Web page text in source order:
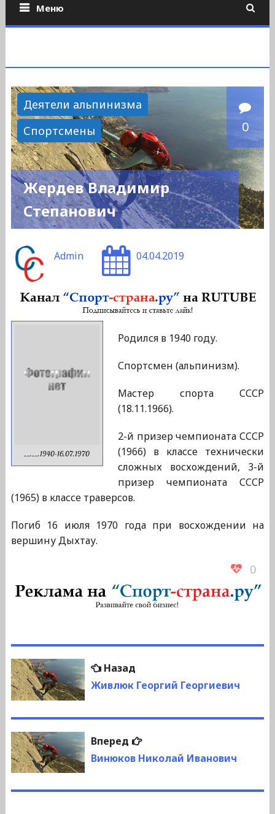
Меню
Деятели альпинизма
Спортсмены
0
Жердев Владимир
Степанович
Admin 04.04.2019
__.__.1940-16.07.1970
Родился в 1940 году.
Спортсмен (альпинизм).
Мастер спорта СССР
(18.11.1966).
2-й призер чемпионата СССР
(1966) в классе технически
сложных восхождений, 3-й
призер чемпионата СССР
(1965) в классе траверсов.
Погиб 16 июля 1970 года при восхождении на
вершину Дыхтау.
0
Навигация
по
записям
НазадПредыдущая
запись:
Живлюк Георгий Георгиевич
Вперед
Следующая
запись:
Винюков Николай Иванович